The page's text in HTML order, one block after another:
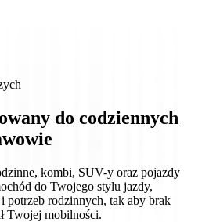
do codziennych
kombi, SUV-y oraz pojazdy
do Twojego stylu jazdy,
rodzinnych, tak aby brak
Twojej mobilności.